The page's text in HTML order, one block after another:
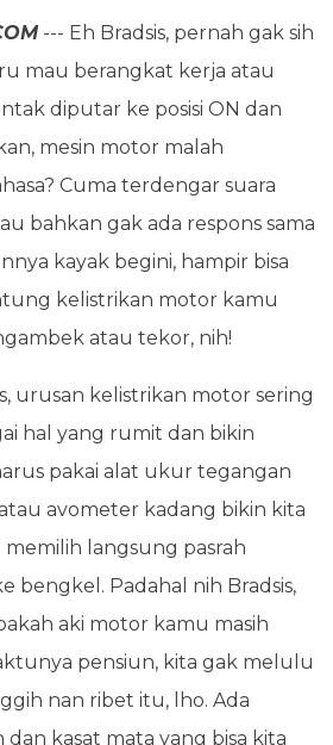
--- Eh Bradsis, pernah gak sih
mau berangkat kerja atau
diputar ke posisi ON dan
mesin motor malah
Cuma terdengar suara
bahkan gak ada respons sama
kayak begini, hampir bisa
kelistrikan motor kamu
atau tekor, nih!
urusan kelistrikan motor sering
hal yang rumit dan bikin
pakai alat ukur tegangan
avometer kadang bikin kita
langsung pasrah
bengkel. Padahal nih Bradsis,
aki motor kamu masih
pensiun, kita gak melulu
nan ribet itu, lho. Ada
kasat mata yang bisa kita